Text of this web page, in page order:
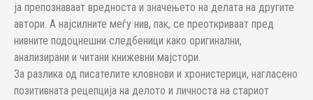
ја препознаваат вредноста и значењето на делата на другите
автори. А најсилните меѓу нив, пак, се преоткриваат пред
нивните подоцнешни следбеници како оригинални,
анализирани и читани книжевни мајстори.
За разлика од писателите кловнови и хронистерици, нагласено
позитивната рецепција на делото и личноста на стариот